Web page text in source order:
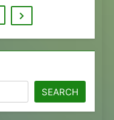
SEARCH